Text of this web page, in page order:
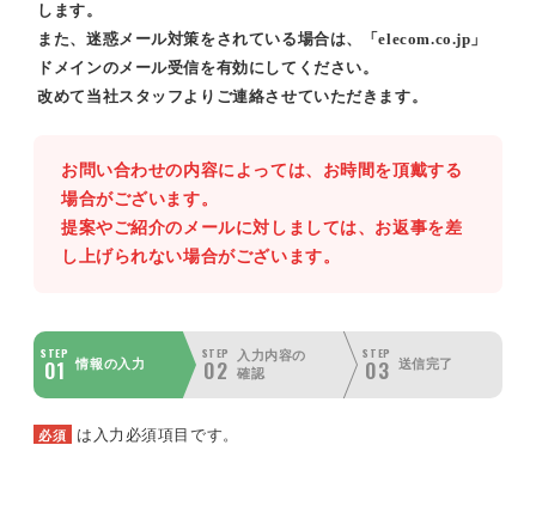
します。
また、迷惑メール対策をされている場合は、「elecom.co.jp」
ドメインのメール受信を有効にしてください。
改めて当社スタッフよりご連絡させていただきます。
お問い合わせの内容によっては、お時間を頂戴する
場合がございます。
提案やご紹介のメールに対しましては、お返事を差
し上げられない場合がございます。
STEP
01 情報の入力
STEP
02
入力内容の
確認
STEP
03 送信完了
必須 は入力必須項目です。